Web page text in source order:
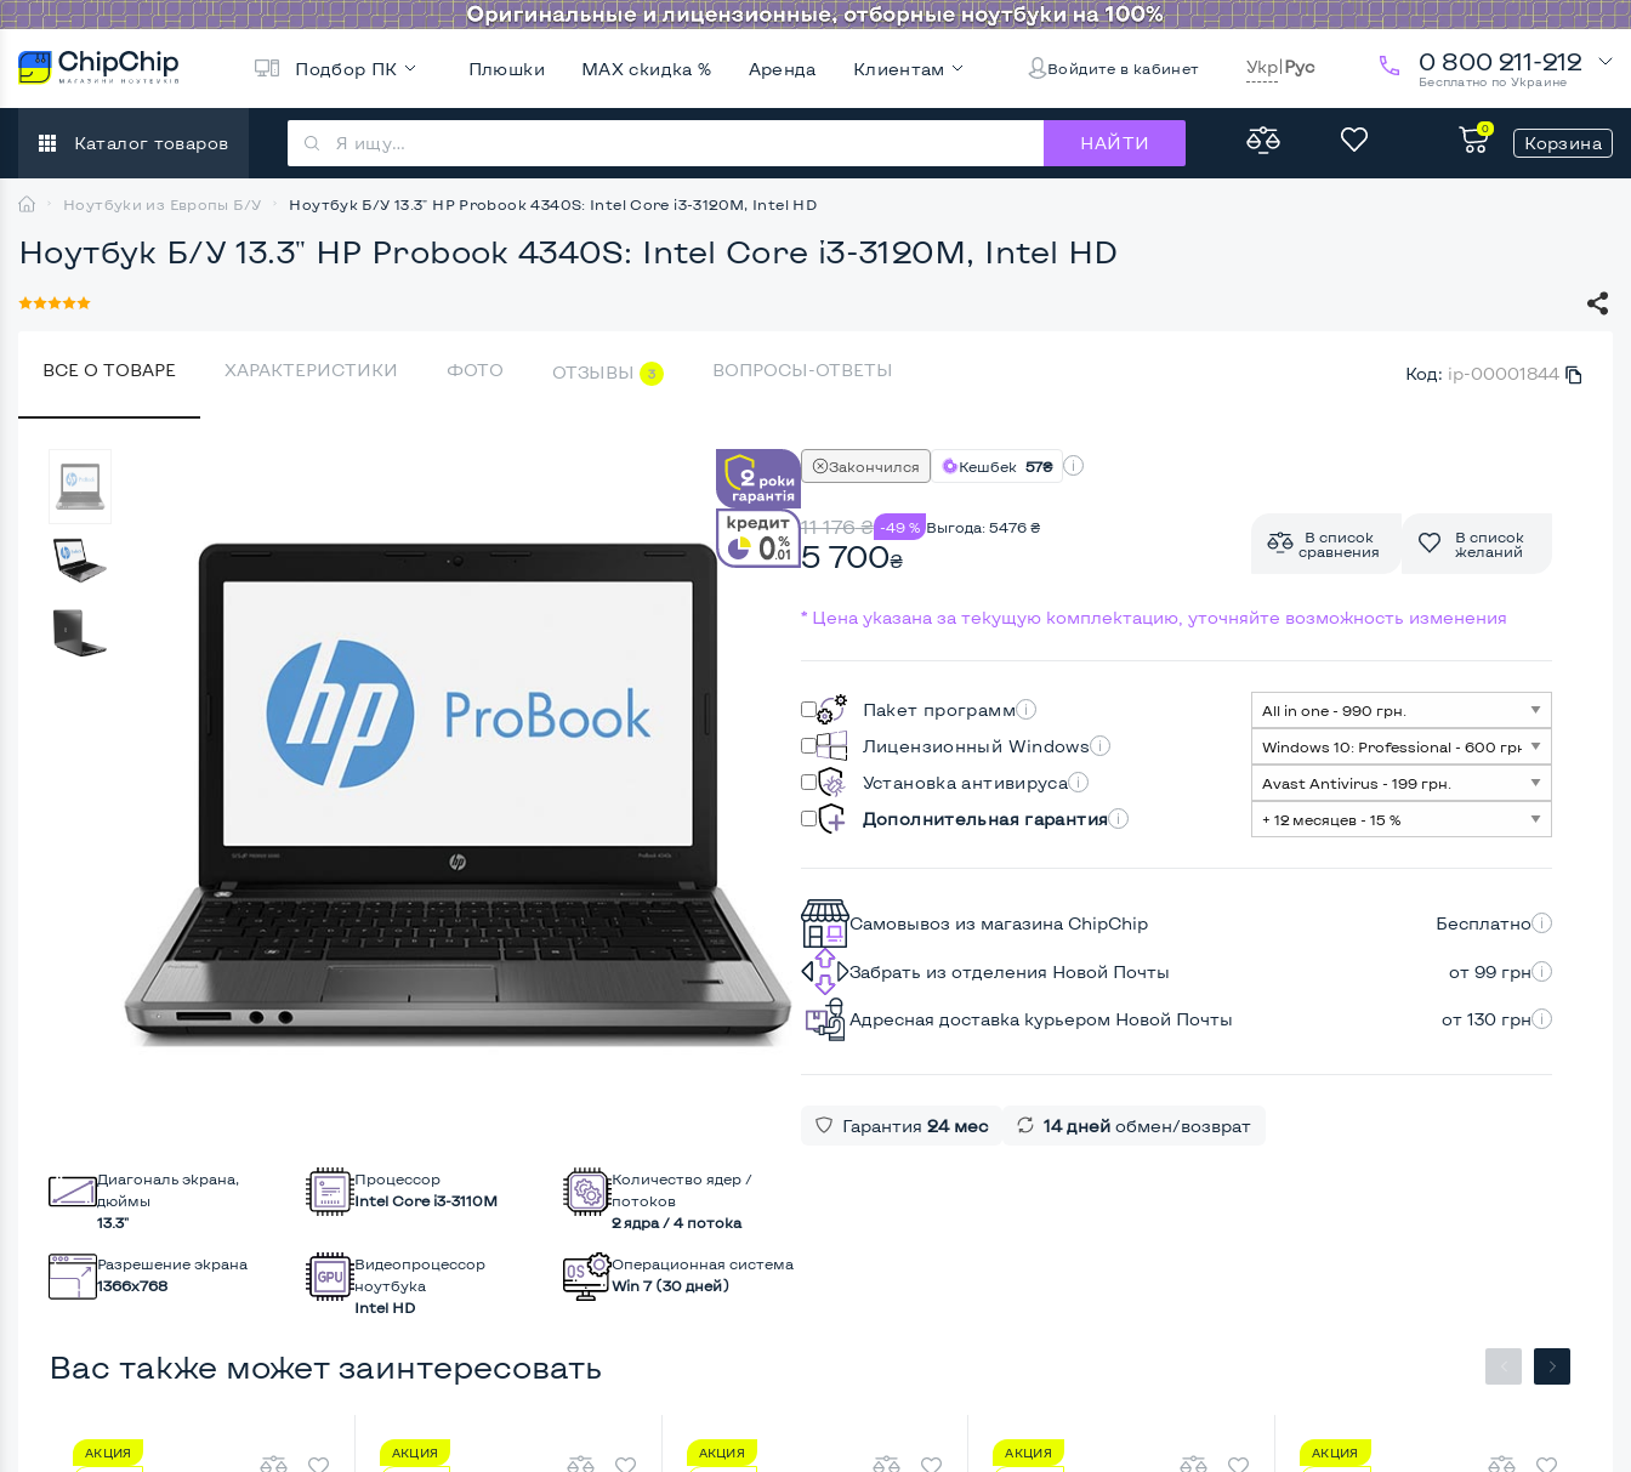
Подбор ПК Плюшки MAX скидка % Аренда Клиентам Войдите в кабинет Укр|Рус 0 800 211-212
Бесплатно по Украине
Каталог товаров НАЙТИ
0
Корзина
Ноутбуки из Европы Б/У Ноутбук Б/У 13.3" HP Probook 4340S: Intel Core i3-3120M, Intel HD
Ноутбук Б/У 13.3" HP Probook 4340S: Intel Core i3-3120M, Intel HD
ВСЕ О ТОВАРЕ ХАРАКТЕРИСТИКИ ФОТО ОТЗЫВЫ 3 ВОПРОСЫ-ОТВЕТЫ Код: ip-00001844
Диагональ экрана,
дюймы
13.3"
Процессор
Intel Core i3-3110M
Количество ядер /
потоков
2 ядра / 4 потока
Разрешение экрана
1366x768
Видеопроцессор
ноутбука
Intel HD
Операционная система
Win 7 (30 дней)
Закончился Кешбек 57₴
11 176₴ -49 % Выгода: 5476₴
5 700₴
В список
сравнения
В список
желаний
* Цена указана за текущую комплектацию, уточняйте возможность изменения
Пакет программ
Лицензионный Windows
Установка антивируса
Дополнительная гарантия
Самовывоз из магазина ChipChip Бесплатно
Забрать из отделения Новой Почты от 99 грн
Адресная доставка курьером Новой Почты от 130 грн
Гарантия 24 мес 14 днейобмен/возврат
Вас также может заинтересовать
АКЦИЯ
АКЦИЯ
АКЦИЯ
АКЦИЯ
АКЦИЯ